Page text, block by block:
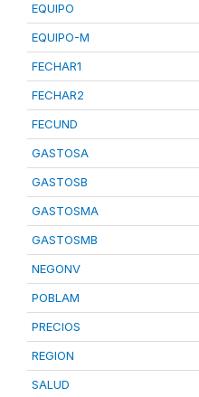
EQUIPO
EQUIPO-M
FECHAR1
FECHAR2
FECUND
GASTOSA
GASTOSB
GASTOSMA
GASTOSMB
NEGONV
POBLAM
PRECIOS
REGION
SALUD